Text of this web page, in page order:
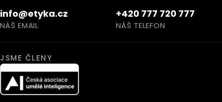
info@etyka.cz
NÁŠ EMAIL
+420 777 720 777
NÁŠ TELEFON
JSME ČLENY